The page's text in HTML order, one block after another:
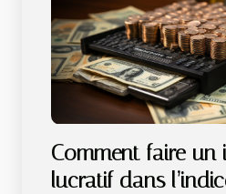
Comment faire un
lucratif dans